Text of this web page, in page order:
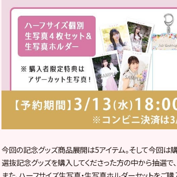
今回の記念グッズ商品展開は5アイテム。そして今回は
選抜記念グッズを購入してくださった方の中から抽選で
また、ハーフサイズ生写真・生写真ホルダーセットをご